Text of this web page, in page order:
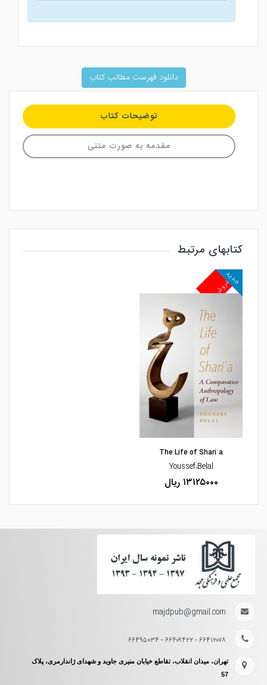
دانلود فهرست مطالب کتاب
توضیحات کتاب
مقدمه به صورت متنی
کتابهای مرتبط
پرفروش
جدید
The Life of Shariʿa
Youssef،Belal
۱۳۱۲۵۰۰۰ ریال
majdpub@gmail.com
۶۶۴۱۲۰۷۸ - ۶۶۴۰۹۴۲۲ - ۶۶۴۹۵۰۳۴
تهران، میدان انقلاب، تقاطع خیابان منیری جاوید و شهدای ژاندارمری، پلاک
57